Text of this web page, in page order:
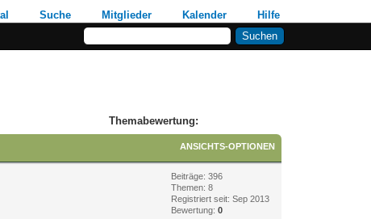
Suche Mitglieder Kalender
Hilfe
Themabewertung:
ANSICHTS-OPTIONEN
Beiträge: 396
Themen: 8
Registriert seit: Sep 2013
Bewertung:0